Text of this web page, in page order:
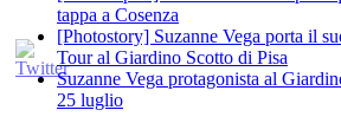
tappa a Cosenza
[Photostory] Suzanne Vega porta il
Tour al Giardino Scotto di Pisa
Suzanne Vega protagonista al
25 luglio